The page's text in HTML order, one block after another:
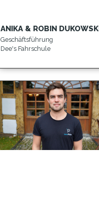
ANIKA & ROBIN DUKOWSKI
Geschäftsführung
Dee's Fahrschule